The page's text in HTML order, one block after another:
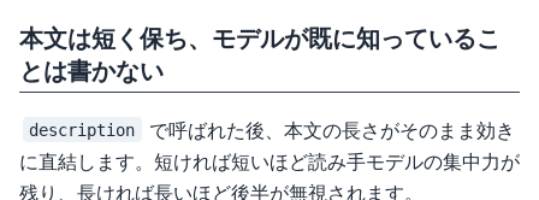
本文は短く保ち、モデルが既に知っているこ
とは書かない
description
で呼ばれた後、本文の長さがそのまま効き
に直結します。短ければ短いほど読み手モデルの集中力が
残り、長ければ長いほど後半が無視されます。